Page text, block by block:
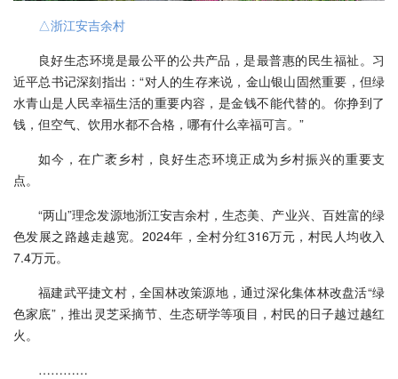
△浙江安吉余村
良好生态环境是最公平的公共产品，是最普惠的民生福祉。习
近平总书记深刻指出：“对人的生存来说，金山银山固然重要，但绿
水青山是人民幸福生活的重要内容，是金钱不能代替的。你挣到了
钱，但空气、饮用水都不合格，哪有什么幸福可言。”
如今，在广袤乡村，良好生态环境正成为乡村振兴的重要支
点。
“两山”理念发源地浙江安吉余村，生态美、产业兴、百姓富的绿
色发展之路越走越宽。2024年，全村分红316万元，村民人均收入
7.4万元。
福建武平捷文村，全国林改策源地，通过深化集体林改盘活“绿
色家底”，推出灵芝采摘节、生态研学等项目，村民的日子越过越红
火。
…………